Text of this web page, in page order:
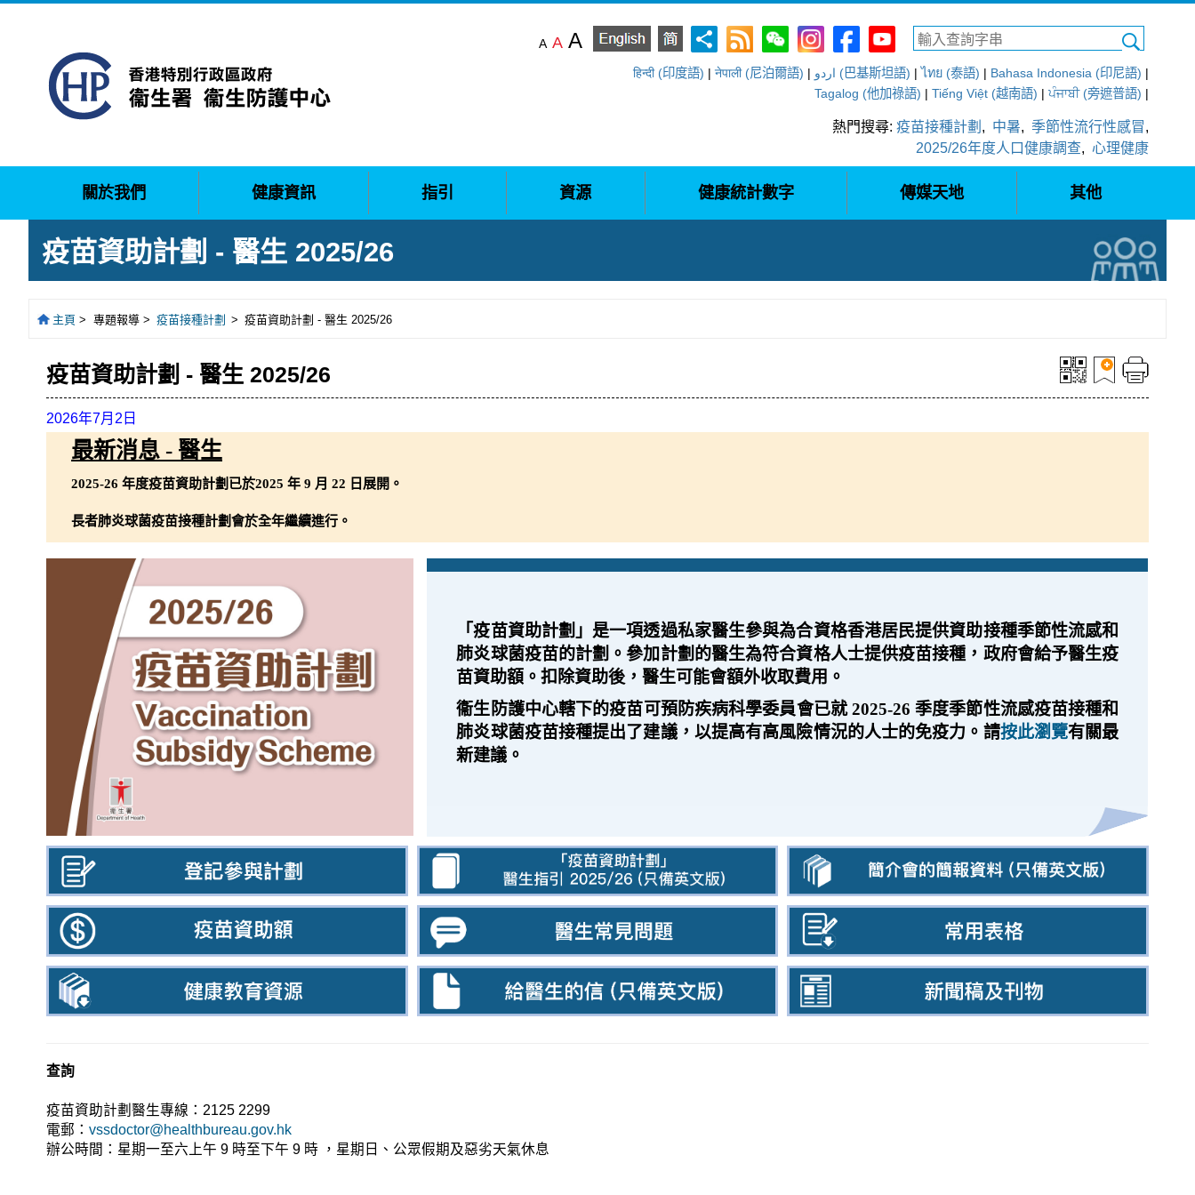
A A A
हिन्दी (印度語) | नेपाली (尼泊爾語) | اردو (巴基斯坦語) |ไทย (泰語) | Bahasa Indonesia (印尼語) |
Tagalog (他加祿語) | Tiếng Việt (越南語) |ਪੰਜਾਬੀ (旁遮普語) |
熱門搜尋: 疫苗接種計劃 , 中暑, 季節性流行性感冒,
2025/26年度人口健康調查, 心理健康
關於我們 健康資訊 指引 資源 健康統計數字 傳媒天地 其他
疫苗資助計劃 - 醫生 2025/26
主頁 > 專題報導 > 疫苗接種計劃 > 疫苗資助計劃 - 醫生 2025/26
疫苗資助計劃 - 醫生 2025/26
2026年7月2日
最新消息 - 醫生
2025-26 年度疫苗資助計劃已於2025 年 9 月 22 日展開。
長者肺炎球菌疫苗接種計劃會於全年繼續進行。
「疫苗資助計劃」是一項透過私家醫生參與為合資格香港居民提供資助接種季節性流感和
肺炎球菌疫苗的計劃。參加計劃的醫生為符合資格人士提供疫苗接種，政府會給予醫生疫
苗資助額。扣除資助後，醫生可能會額外收取費用。
衞生防護中心轄下的疫苗可預防疾病科學委員會已就 2025-26 季度季節性流感疫苗接種和
肺炎球菌疫苗接種提出了建議，以提高有高風險情況的人士的免疫力。請按此瀏覽有關最
新建議。
查詢
疫苗資助計劃醫生專線：2125 2299
電郵： vssdoctor@healthbureau.gov.hk
辦公時間：星期一至六上午 9 時至下午 9 時 ，星期日、公眾假期及惡劣天氣休息